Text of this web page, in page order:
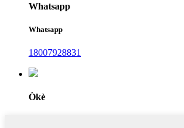
Whatsapp
Whatsapp
18007928831
Òkè